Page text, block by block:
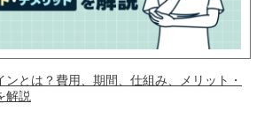
ンとは？費用、期間、仕組み、メリット・
解説